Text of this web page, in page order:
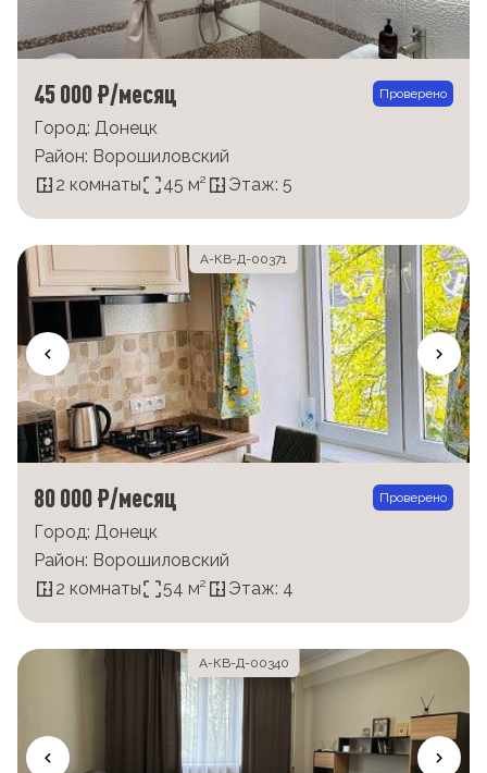
45 000 ₽/месяц Проверено
Город: Донецк
Район: Ворошиловский
2 комнаты
45 м² Этаж: 5
А-КВ-Д-00371
80 000 ₽/месяц Проверено
Город: Донецк
Район: Ворошиловский
2 комнаты
54 м² Этаж: 4
А-КВ-Д-00340